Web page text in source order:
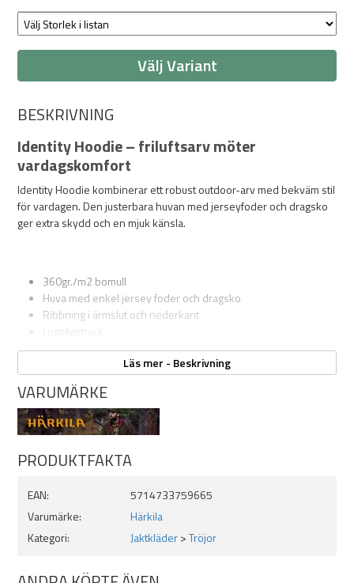
Välj Variant
BESKRIVNING
Identity Hoodie – friluftsarv möter
vardagskomfort
Identity Hoodie kombinerar ett robust outdoor-arv med bekväm stil
för vardagen. Den justerbara huvan med jerseyfoder och dragsko
ger extra skydd och en mjuk känsla.
360gr./m2 bomull
Huva med enkel jersey foder och dragsko
Ribbning i ärmslut och nederkant
Logotyptryck
Läs mer - Beskrivning
VARUMÄRKE
PRODUKTFAKTA
EAN:
5714733759665
Varumärke:
Härkila
Kategori:
Jaktkläder>Tröjor